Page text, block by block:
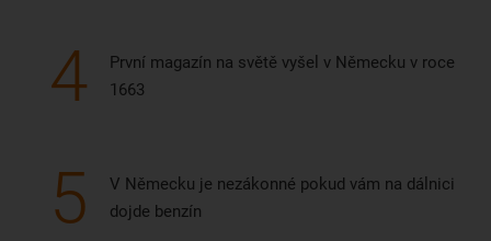
4
První magazín na světě vyšel v Německu v roce
1663
5
V Německu je nezákonné pokud vám na dálnici
dojde benzín